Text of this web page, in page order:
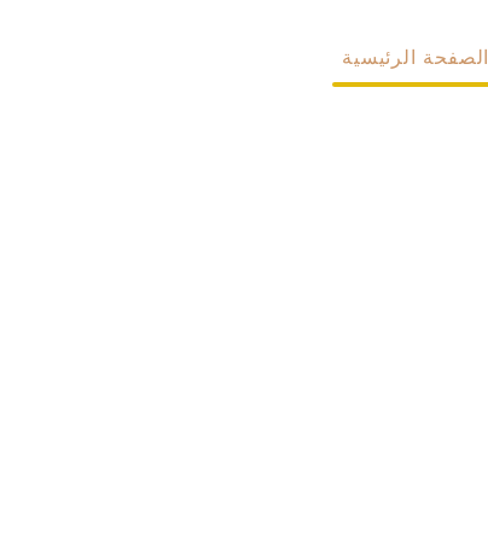
الصفحة الرئيسية